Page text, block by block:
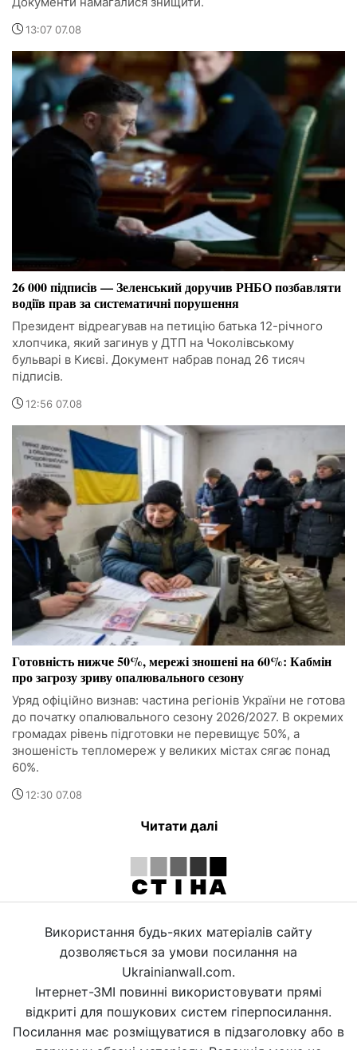
13:07 07.08
26 000 підписів — Зеленський доручив РНБО позбавляти
водіїв прав за систематичні порушення
Президент відреагував на петицію батька 12-річного
хлопчика, який загинув у ДТП на Чоколівському
бульварі в Києві. Документ набрав понад 26 тисяч
підписів.
12:56 07.08
Готовність нижче 50%, мережі зношені на 60%: Кабмін
про загрозу зриву опалювального сезону
Уряд офіційно визнав: частина регіонів України не готова
до початку опалювального сезону 2026/2027. В окремих
громадах рівень підготовки не перевищує 50%, а
зношеність тепломереж у великих містах сягає понад
60%.
12:30 07.08
Читати далі
Використання будь-яких матеріалів сайту
дозволяється за умови посилання на
Ukrainianwall.com.
Інтернет-ЗМІ повинні використовувати прямі
відкриті для пошукових систем гіперпосилання.
Посилання має розміщуватися в підзаголовку або в